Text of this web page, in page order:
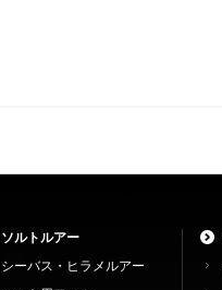
ソルトルアー
シーバス・ヒラメルアー